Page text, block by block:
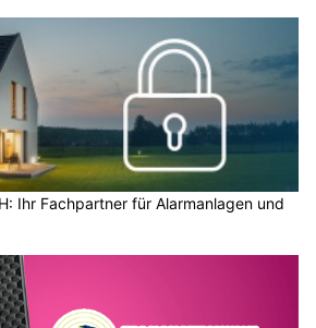
Ihr Fachpartner für Alarmanlagen und